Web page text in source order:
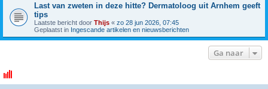
Last van zweten in deze hitte? Dermatoloog uit Arnhem geeft
tips
Laatste bericht door Thijs « zo 28 jun 2026, 07:45
Geplaatst in Ingescande artikelen en nieuwsberichten
Ga naar